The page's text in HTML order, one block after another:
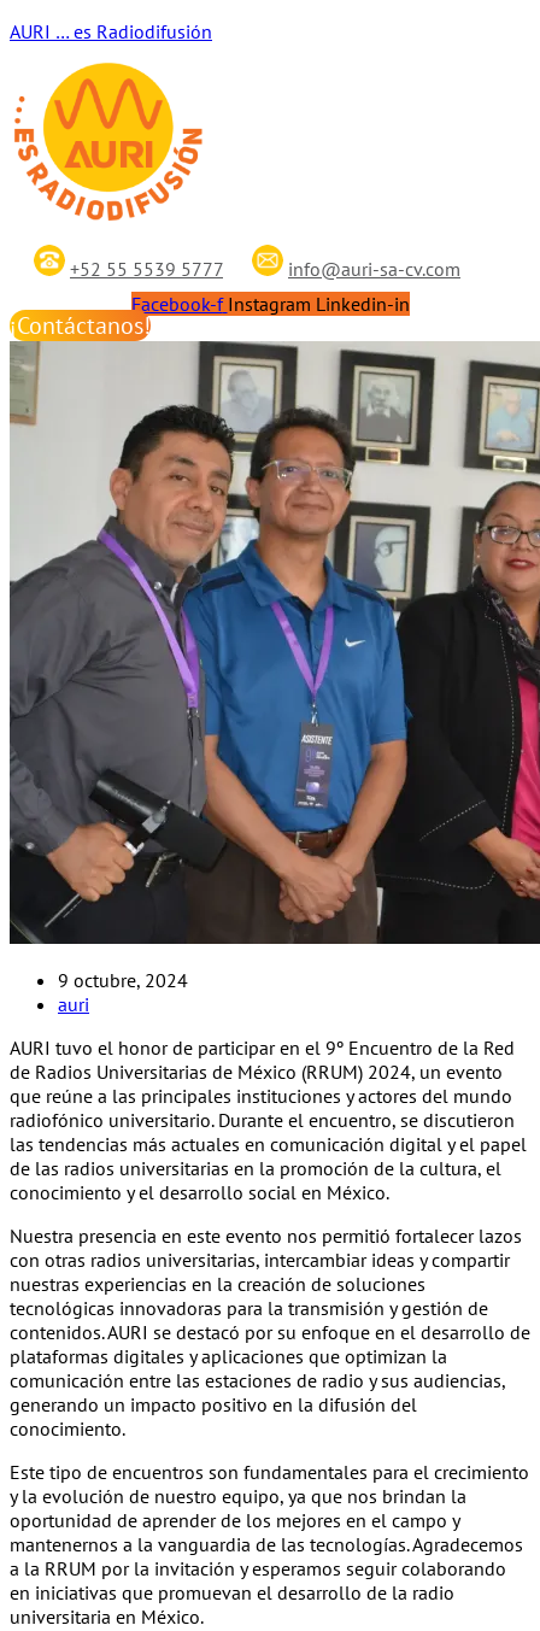
AURI … es Radiodifusión
+52 55 5539 5777
info@auri-sa-cv.com
Facebook-f Instagram Linkedin-in
¡Contáctanos!
9 octubre, 2024
auri
AURI tuvo el honor de participar en el 9º Encuentro de la Red
de Radios Universitarias de México (RRUM) 2024, un evento
que reúne a las principales instituciones y actores del mundo
radiofónico universitario. Durante el encuentro, se discutieron
las tendencias más actuales en comunicación digital y el papel
de las radios universitarias en la promoción de la cultura, el
conocimiento y el desarrollo social en México.
Nuestra presencia en este evento nos permitió fortalecer lazos
con otras radios universitarias, intercambiar ideas y compartir
nuestras experiencias en la creación de soluciones
tecnológicas innovadoras para la transmisión y gestión de
contenidos. AURI se destacó por su enfoque en el desarrollo de
plataformas digitales y aplicaciones que optimizan la
comunicación entre las estaciones de radio y sus audiencias,
generando un impacto positivo en la difusión del
conocimiento.
Este tipo de encuentros son fundamentales para el crecimiento
y la evolución de nuestro equipo, ya que nos brindan la
oportunidad de aprender de los mejores en el campo y
mantenernos a la vanguardia de las tecnologías. Agradecemos
a la RRUM por la invitación y esperamos seguir colaborando
en iniciativas que promuevan el desarrollo de la radio
universitaria en México.